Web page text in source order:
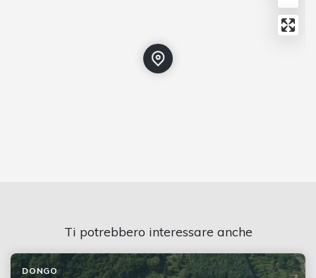
Ti potrebbero interessare anche
DONGO